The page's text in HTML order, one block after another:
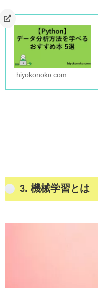
hiyokonoko.com
3. 機械学習とは